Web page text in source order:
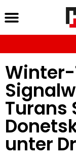
Turans
unter